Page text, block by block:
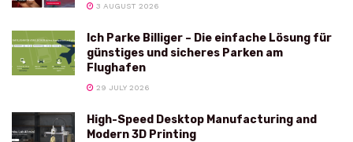
3 AUGUST 2026
Ich Parke Billiger – Die einfache Lösung für
günstiges und sicheres Parken am
Flughafen
29 JULY 2026
High-Speed Desktop Manufacturing and
Modern 3D Printing